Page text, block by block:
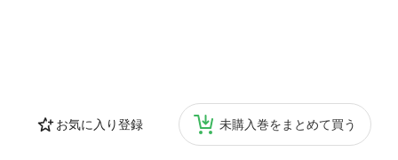
お気に入り登録 未購入巻をまとめて買う